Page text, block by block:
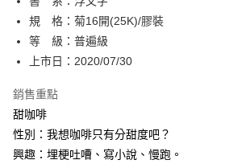
【「AFTEE先享後付」結帳流程】
１．於結帳方式選擇「AFTEE先享後付」後，將
結帳頁面，進行簡訊認證並確認金額後，即可完
２．訂單成立數日內，您將收到繳費通知簡訊。
ATM／網路銀行／等多元方式進行付款，方視為
※ 請注意：結帳手續完成當下不需立刻繳費，但
購買商品的店家。未經商家同意取消之訂單仍視
後付繳納相關費用。
※ 交易是否成功請以「AFTEE先享後付 」之結帳
每筆NT$80，滿NT$500(含以上)免運費
付款後全家取貨
每筆NT$80，滿NT$500(含以上)免運費
付款後萊爾富取貨
規 格：菊16開(25K)/膠裝
等 級：普遍級
上市日：2020/07/30
銷售重點
甜咖啡
性別：我想咖啡只有分甜度吧？
興趣：埋梗吐嘈、寫小說、慢跑。